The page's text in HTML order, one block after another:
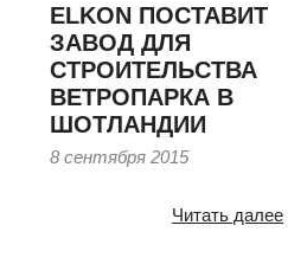
ELKON ПОСТАВИТ
ЗАВОД ДЛЯ
СТРОИТЕЛЬСТВА
ВЕТРОПАРКА В
ШОТЛАНДИИ
8 сентября 2015
Читать далее